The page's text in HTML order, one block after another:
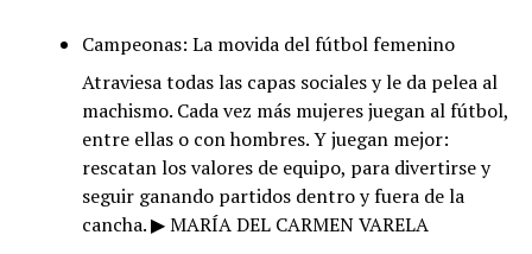
Campeonas: La movida del fútbol femenino
Atraviesa todas las capas sociales y le da pelea al
machismo. Cada vez más mujeres juegan al fútbol,
entre ellas o con hombres. Y juegan mejor:
rescatan los valores de equipo, para divertirse y
seguir ganando partidos dentro y fuera de la
cancha. ▶ MARÍA DEL CARMEN VARELA